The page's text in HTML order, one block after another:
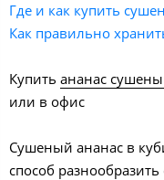
Где и как купить
Как правильно
Купить ананас
или в офис
Сушеный ананас в
способ